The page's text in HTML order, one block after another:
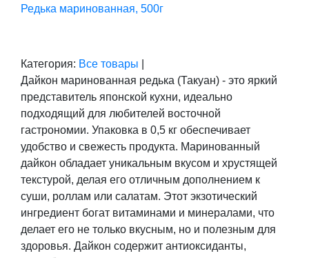
Редька маринованная, 500г
Категория: Все товары
Дайкон маринованная редька (Такуан) - это яркий
представитель японской кухни, идеально
подходящий для любителей восточной
гастрономии. Упаковка в 0,5 кг обеспечивает
удобство и свежесть продукта. Маринованный
дайкон обладает уникальным вкусом и хрустящей
текстурой, делая его отличным дополнением к
суши, роллам или салатам. Этот экзотический
ингредиент богат витаминами и минералами, что
делает его не только вкусным, но и полезным для
здоровья. Дайкон содержит антиоксиданты,